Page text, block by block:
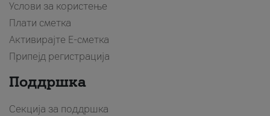
Услови за користење
Плати сметка
Активирајте Е-сметка
Припејд регистрација
Поддршка
Секција за поддршка